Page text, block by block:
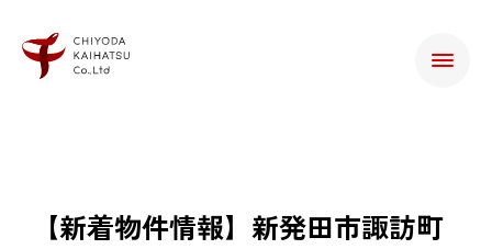
【新着物件情報】新発田市諏訪町